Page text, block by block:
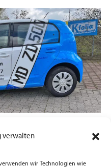
verwalten
wir Technologien wie
statt